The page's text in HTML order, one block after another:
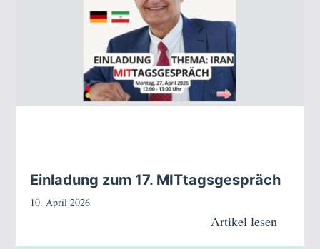
Einladung zum 17. MITtagsgespräch
10. April 2026
Artikel lesen